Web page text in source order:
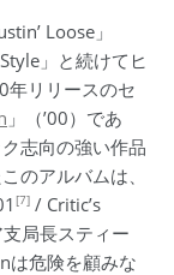
Loose」
」と続けてヒ
年リリースのセ
」（’00）であ
志向の強い作品
のアルバムは、
[7] / Critic’s
局長スティー
は危険を顧みな